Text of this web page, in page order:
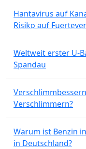
Hantavirus auf
Risiko auf
Weltweit erster U-
Spandau
Verschlimmern?
Warum ist Benzin
in Deutschland?